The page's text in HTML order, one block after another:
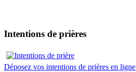
Intentions de prières
Déposez vos intentions de prières en ligne